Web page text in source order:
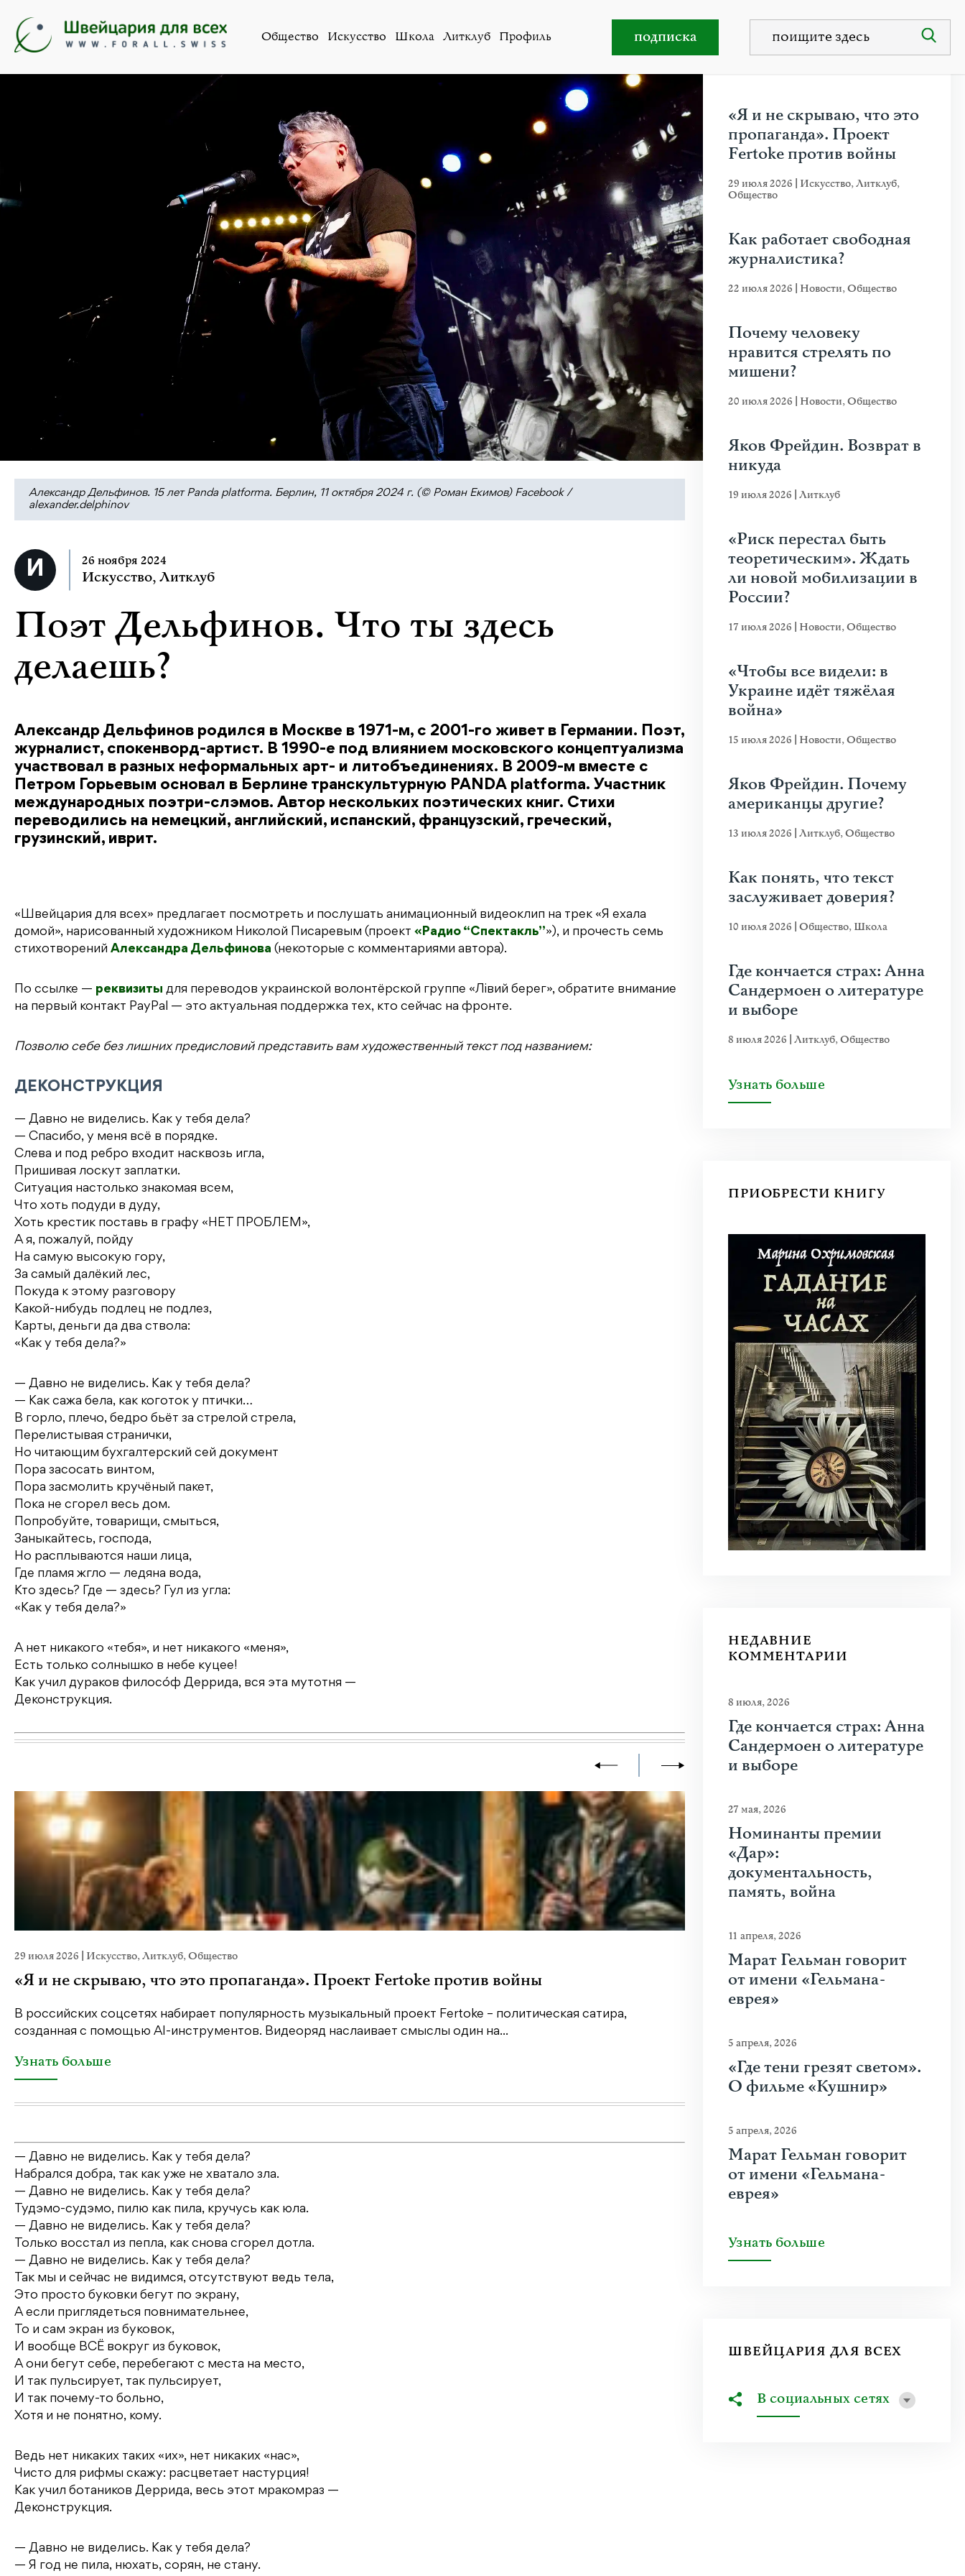
Общество Искусство Школа Литклуб Профиль подписка
Поэт Дельфинов. Что ты здесь делаешь?
Александр Дельфинов. 15 лет Panda platforma. Берлин, 11 октября 2024 г. (© Роман Екимов) Facebook /
alexander.delphinov
26 ноября 2024
Искусство, Литклуб
Поэт Дельфинов. Что ты здесь
делаешь?
Александр Дельфинов родился в Москве в 1971-м, с 2001-го живет в Германии. Поэт,
журналист, спокенворд-артист. В 1990-е под влиянием московского концептуализма
участвовал в разных неформальных арт- и литобъединениях. В 2009-м вместе с
Петром Горьевым основал в Берлине транскультурную PANDA platformа. Участник
международных поэтри-слэмов. Автор нескольких поэтических книг. Стихи
переводились на немецкий, английский, испанский, французский, греческий,
грузинский, иврит.
«Швейцария для всех» предлагает посмотреть и послушать анимационный видеоклип на трек «Я ехала
домой», нарисованный художником Николой Писаревым (проект «Радио “Спектакль”»), и прочесть семь
стихотворений Александра Дельфинова (некоторые с комментариями автора).
По ссылке — реквизиты для переводов украинской волонтёрской группе «Лiвий берег», обратите внимание
на первый контакт PayPal — это актуальная поддержка тех, кто сейчас на фронте.
Позволю себе без лишних предисловий представить вам художественный текст под названием:
ДЕКОНСТРУКЦИЯ
— Давно не виделись. Как у тебя дела?
— Спасибо, у меня всё в порядке.
Слева и под ребро входит насквозь игла,
Пришивая лоскут заплатки.
Ситуация настолько знакомая всем,
Что хоть подуди в дуду,
Хоть крестик поставь в графу «НЕТ ПРОБЛЕМ»,
А я, пожалуй, пойду
На самую высокую гору,
За самый далёкий лес,
Покуда к этому разговору
Какой-нибудь подлец не подлез,
Карты, деньги да два ствола:
«Как у тебя дела?»
— Давно не виделись. Как у тебя дела?
— Как сажа бела, как коготок у птички…
В горло, плечо, бедро бьёт за стрелой стрела,
Перелистывая странички,
Но читающим бухгалтерский сей документ
Пора засосать винтом,
Пора засмолить кручёный пакет,
Пока не сгорел весь дом.
Попробуйте, товарищи, смыться,
Заныкайтесь, господа,
Но расплываются наши лица,
Где пламя жгло — ледяна вода,
Кто здесь? Где — здесь? Гул из угла:
«Как у тебя дела?»
А нет никакого «тебя», и нет никакого «меня»,
Есть только солнышко в небе куцее!
Как учил дураков филосóф Деррида, вся эта мутотня —
Деконструкция.
29 июля 2026 Искусство,Литклуб,Общество
«Я и не скрываю, что это пропаганда». Проект Fertoke против войны
В российских соцсетях набирает популярность музыкальный проект Fertoke – политическая сатира,
созданная с помощью AI-инструментов. Видеоряд наслаивает смыслы один на...
Узнать больше
23 июня 2026|Искусство
Молдова между фресками, дронами
Узнать больше
— Давно не виделись. Как у тебя дела?
Набрался добра, так как уже не хватало зла.
— Давно не виделись. Как у тебя дела?
Тудэмо-судэмо, пилю как пила, кручусь как юла.
— Давно не виделись. Как у тебя дела?
Только восстал из пепла, как снова сгорел дотла.
— Давно не виделись. Как у тебя дела?
Так мы и сейчас не видимся, отсутствуют ведь тела,
Это просто буковки бегут по экрану,
А если приглядеться повнимательнее,
То и сам экран из буковок,
И вообще ВСЁ вокруг из буковок,
А они бегут себе, перебегают с места на место,
И так пульсирует, так пульсирует,
И так почему-то больно,
Хотя и не понятно, кому.
Ведь нет никаких таких «их», нет никаких «нас»,
Чисто для рифмы скажу: расцветает настурция!
Как учил ботаников Деррида, весь этот мракомраз —
Деконструкция.
— Давно не виделись. Как у тебя дела?
— Я год не пила, нюхать, сорян, не стану.
«Я и не скрываю, что это
пропаганда». Проект
Fertoke против войны
29 июля 2026 Искусство,Литклуб,
Общество
Как работает свободная
журналистика?
22 июля 2026 Новости,Общество
Почему человеку
нравится стрелять по
мишени?
20 июля 2026 Новости,Общество
Яков Фрейдин. Возврат в
никуда
19 июля 2026 Литклуб
«Риск перестал быть
теоретическим». Ждать
ли новой мобилизации в
России?
17 июля 2026 Новости,Общество
«Чтобы все видели: в
Украине идёт тяжёлая
война»
15 июля 2026 Новости,Общество
Яков Фрейдин. Почему
американцы другие?
13 июля 2026 Литклуб,Общество
Как понять, что текст
заслуживает доверия?
10 июля 2026 Общество, Школа
Где кончается страх: Анна
Сандермоен о литературе
и выборе
8 июля 2026 Литклуб,Общество
Узнать больше
ПРИОБРЕСТИ КНИГУ
НЕДАВНИЕ
КОММЕНТАРИИ
8 июля, 2026
Где кончается страх: Анна
Сандермоен о литературе
и выборе
27 мая, 2026
Номинанты премии
«Дар»:
документальность,
память, война
11 апреля, 2026
Марат Гельман говорит
от имени «Гельмана-
еврея»
5 апреля, 2026
«Где тени грезят светом».
О фильме «Кушнир»
5 апреля, 2026
Марат Гельман говорит
от имени «Гельмана-
еврея»
Узнать больше
ШВЕЙЦАРИЯ ДЛЯ ВСЕХ
В социальных сетях